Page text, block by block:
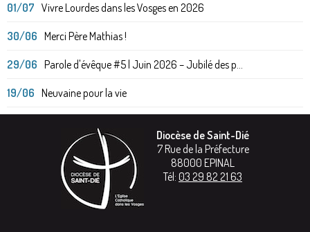
01/07 Vivre Lourdes dans les Vosges en 2026
30/06 Merci Père Mathias !
29/06 Parole d'évêque #5 | Juin 2026 – Jubilé des p...
19/06 Neuvaine pour la vie
Diocèse de Saint-Dié
7 Rue de la Préfecture
88000 EPINAL
Tél: 03 29 82 21 63